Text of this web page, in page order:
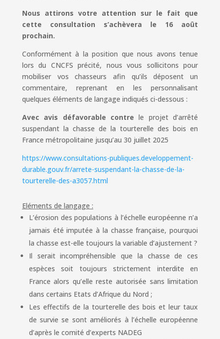
Nous attirons votre attention sur le fait que
cette consultation s’achèvera le 16 août
prochain.
Conformément à la position que nous avons tenue
lors du CNCFS précité, nous vous sollicitons pour
mobiliser vos chasseurs afin qu’ils déposent un
commentaire, reprenant en les personnalisant
quelques éléments de langage indiqués ci-dessous :
Avec avis défavorable contre le projet d’arrêté
suspendant la chasse de la tourterelle des bois en
France métropolitaine jusqu’au 30 juillet 2025
https://www.consultations-publiques.developpement-
durable.gouv.fr/arrete-suspendant-la-chasse-de-la-
tourterelle-des-a3057.html
Eléments de langage :
L’érosion des populations à l’échelle européenne n’a
jamais été imputée à la chasse française, pourquoi
la chasse est-elle toujours la variable d’ajustement ?
Il serait incompréhensible que la chasse de ces
espèces soit toujours strictement interdite en
France alors qu’elle reste autorisée sans limitation
dans certains Etats d’Afrique du Nord ;
Les effectifs de la tourterelle des bois et leur taux
de survie se sont améliorés à l’échelle européenne
d’après le comité d’experts NADEG